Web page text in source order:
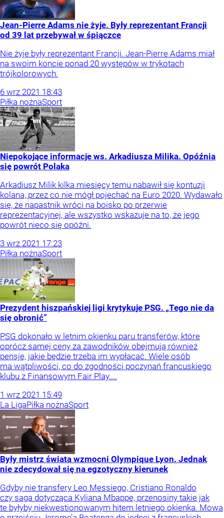
Jean-Pierre Adams nie żyje. Były reprezentant Francji
od 39 lat przebywał w śpiączce
Nie żyje były reprezentant Francji. Jean-Pierre Adams miał
na swoim koncie ponad 20 występów w trykotach
trójkolorowych.
6 wrz 2021 18:43
Piłka nożnaSport
Niepokojące informacje ws. Arkadiusza Milika. Opóźnia
się powrót Polaka
Arkadiusz Milik kilka miesięcy temu nabawił się kontuzji
kolana, przez co nie mógł pojechać na Euro 2020. Wydawało
się, że napastnik wróci na boisko po przerwie
reprezentacyjnej, ale wszystko wskazuje na to, że jego
powrót nieco się opóźni.
3 wrz 2021 17:23
Piłka nożnaSport
Prezydent hiszpańskiej ligi krytykuje PSG. „Tego nie da
się obronić”
PSG dokonało w letnim okienku paru transferów, które
oprócz samej ceny za zawodników obejmują również
pensje, jakie będzie trzeba im wypłacać. Wiele osób
ma wątpliwości, co do zgodności poczynań francuskiego
klubu z Finansowym Fair Play....
1 wrz 2021 15:49
La LigaPiłka nożnaSport
Były mistrz świata wzmocni Olympique Lyon. Jednak
nie zdecydował się na egzotyczny kierunek
Gdyby nie transfery Leo Messiego, Cristiano Ronaldo
czy saga dotycząca Kyliana Mbappe, przenosiny takie jak
te byłyby niekwestionowanym hitem letniego okienka. Mowa